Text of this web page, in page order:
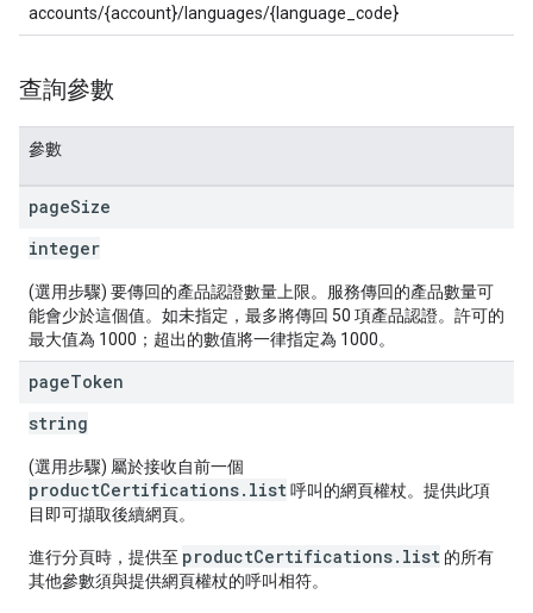
accounts/{account}/languages/{language_code}
查詢參數
參數
pageSize
integer
(選用步驟) 要傳回的產品認證數量上限。服務傳回的產品數量可
能會少於這個值。如未指定，最多將傳回 50 項產品認證。許可的
最大值為 1000；超出的數值將一律指定為 1000。
pageToken
string
(選用步驟) 屬於接收自前一個
productCertifications.list呼叫的網頁權杖。提供此項
目即可擷取後續網頁。
進行分頁時，提供至 productCertifications.list 的所有
其他參數須與提供網頁權杖的呼叫相符。